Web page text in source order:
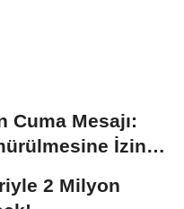
Cuma Mesajı:
İzin
2 Milyon